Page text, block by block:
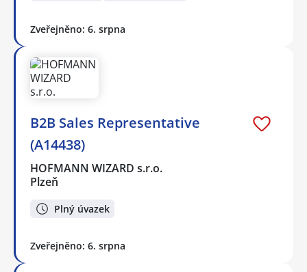
Zveřejněno: 6. srpna
B2B Sales Representative
(A14438)
HOFMANN WIZARD s.r.o.
Plzeň
Plný úvazek
Zveřejněno: 6. srpna